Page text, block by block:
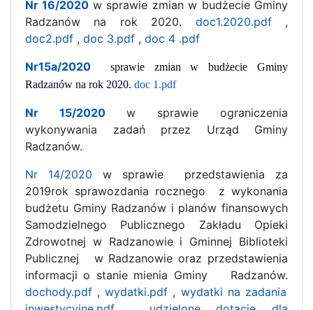
Nr 16/2020 w sprawie zmian w budżecie Gminy
Radzanów na rok 2020. doc1.2020.pdf,
doc2.pdf , doc 3.pdf , doc 4 .pdf
Nr15a/2020
sprawie zmian w budżecie Gminy
Radzanów na rok 2020. doc 1.pdf
Nr 15/2020
w sprawie ograniczenia
wykonywania zadań przez Urząd Gminy
Radzanów.
Nr 14/2020 w sprawie przedstawienia za
2019rok sprawozdania rocznego z wykonania
budżetu Gminy Radzanów i planów finansowych
Samodzielnego Publicznego Zakładu Opieki
Zdrowotnej w Radzanowie i Gminnej Biblioteki
Publicznej
w Radzanowie oraz przedstawienia
informacji o stanie mienia Gminy
Radzanów.
dochody.pdf , wydatki.pdf , wydatki na zadania